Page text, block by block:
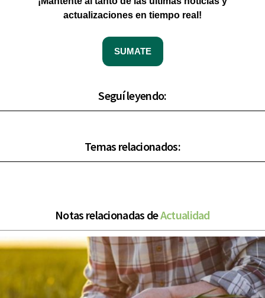
actualizaciones en tiempo real!
SUMATE
Seguí leyendo:
Temas relacionados:
Notas relacionadas deActualidad